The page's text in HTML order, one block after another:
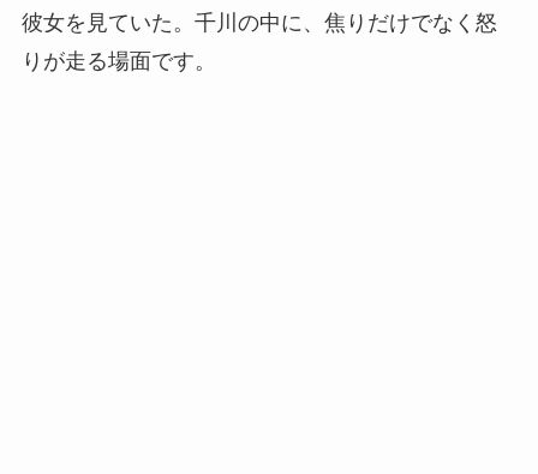
彼女を見ていた。千川の中に、焦りだけでなく怒
りが走る場面です。